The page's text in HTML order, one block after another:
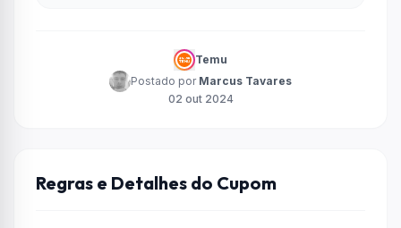
Temu
Postado por Marcus Tavares
02 out 2024
Regras e Detalhes do Cupom